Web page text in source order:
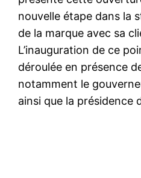
nouvelle étape dans la
de la marque avec sa
L’inauguration de ce
déroulée en présence
notamment le
ainsi que la présidence